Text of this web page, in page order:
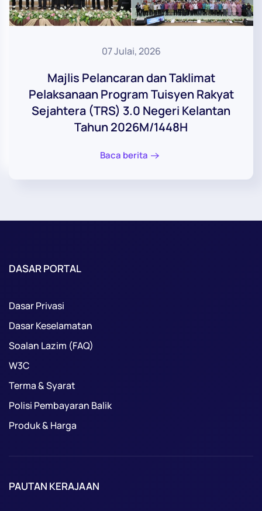
07 Julai, 2026
Majlis Pelancaran dan Taklimat
Pelaksanaan Program Tuisyen Rakyat
Sejahtera (TRS) 3.0 Negeri Kelantan
Tahun 2026M/1448H
Baca berita
DASAR PORTAL
Dasar Privasi
Dasar Keselamatan
Soalan Lazim (FAQ)
W3C
Terma & Syarat
Polisi Pembayaran Balik
Produk & Harga
PAUTAN KERAJAAN